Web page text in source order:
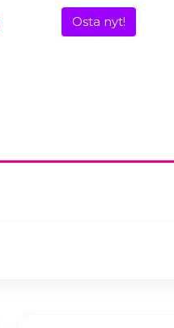
Osta nyt!